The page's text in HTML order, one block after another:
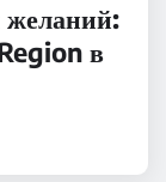
желаний:
в